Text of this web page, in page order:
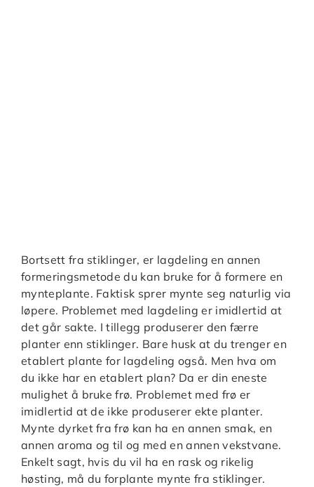
Bortsett fra stiklinger, er lagdeling en annen
formeringsmetode du kan bruke for å formere en
mynteplante. Faktisk sprer mynte seg naturlig via
løpere. Problemet med lagdeling er imidlertid at
det går sakte. I tillegg produserer den færre
planter enn stiklinger. Bare husk at du trenger en
etablert plante for lagdeling også. Men hva om
du ikke har en etablert plan? Da er din eneste
mulighet å bruke frø. Problemet med frø er
imidlertid at de ikke produserer ekte planter.
Mynte dyrket fra frø kan ha en annen smak, en
annen aroma og til og med en annen vekstvane.
Enkelt sagt, hvis du vil ha en rask og rikelig
høsting, må du forplante mynte fra stiklinger.